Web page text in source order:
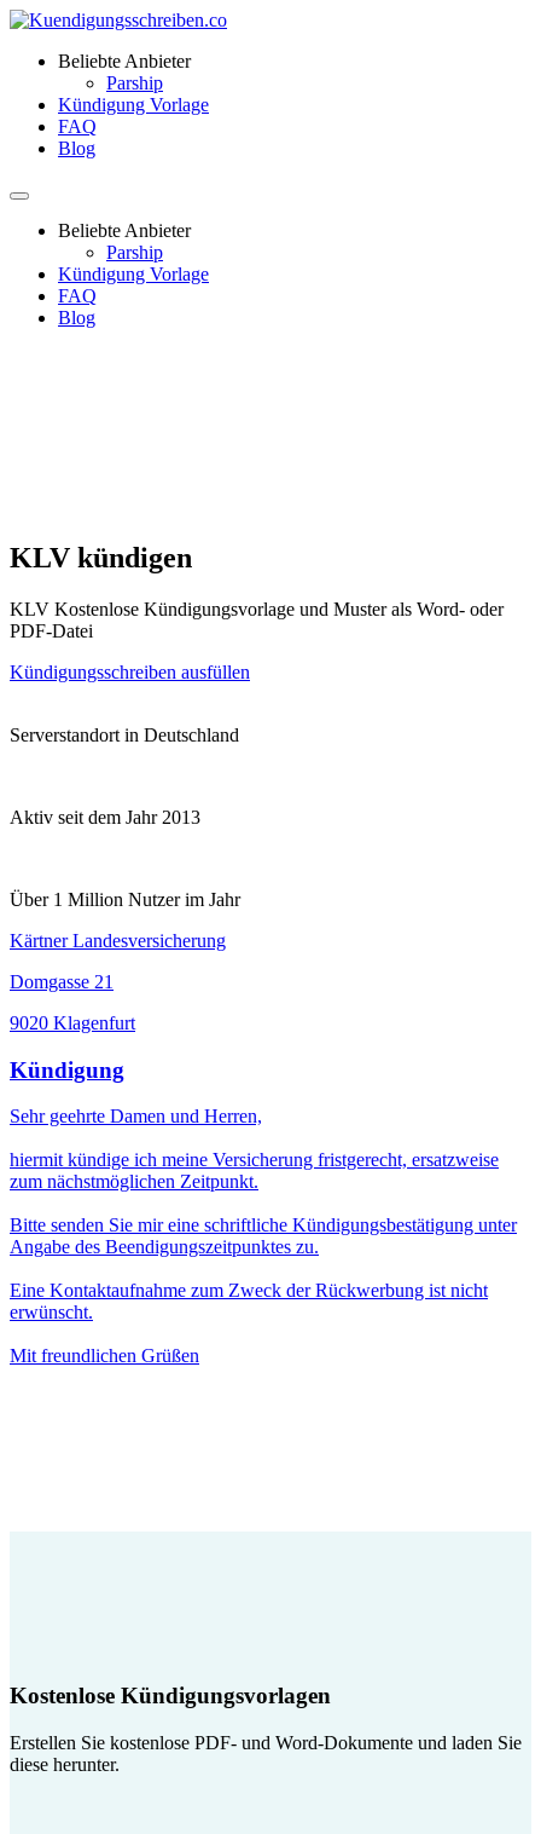
Beliebte Anbieter
Parship
Kündigung Vorlage
FAQ
Blog
Beliebte Anbieter
Parship
Kündigung Vorlage
FAQ
Blog
KLV kündigen
KLV Kostenlose Kündigungsvorlage und Muster als Word- oder
PDF-Datei
Kündigungsschreiben ausfüllen
Serverstandort in Deutschland
Aktiv seit dem Jahr 2013
Über 1 Million Nutzer im Jahr
Kärtner Landesversicherung
Domgasse 21
9020 Klagenfurt
Kündigung
Sehr geehrte Damen und Herren,
hiermit kündige ich meine Versicherung fristgerecht, ersatzweise
zum nächstmöglichen Zeitpunkt.
Bitte senden Sie mir eine schriftliche Kündigungsbestätigung unter
Angabe des Beendigungszeitpunktes zu.
Eine Kontaktaufnahme zum Zweck der Rückwerbung ist nicht
erwünscht.
Mit freundlichen Grüßen
Kostenlose Kündigungsvorlagen
Erstellen Sie kostenlose PDF- und Word-Dokumente und laden Sie
diese herunter.